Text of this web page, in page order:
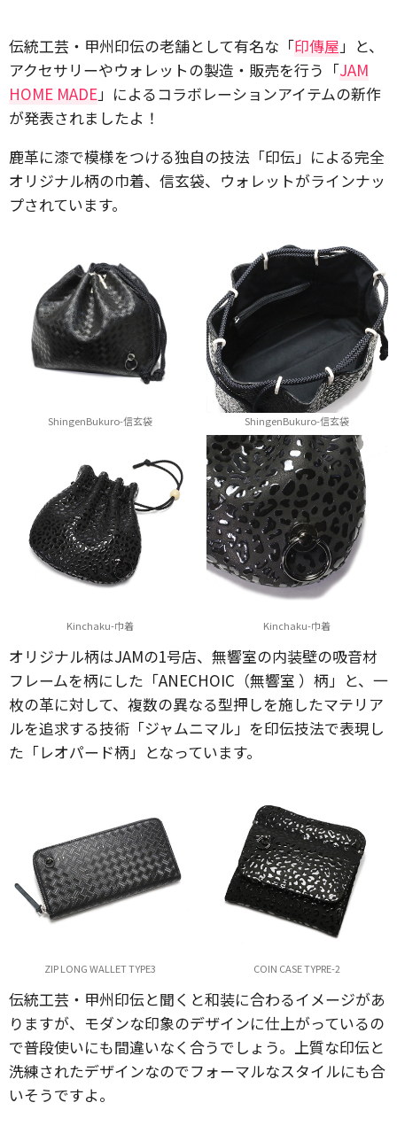
伝統工芸・甲州印伝の老舗として有名な「印傳屋」と、
アクセサリーやウォレットの製造・販売を行う「JAM
HOME MADE」によるコラボレーションアイテムの新作
が発表されましたよ！
鹿革に漆で模様をつける独自の技法「印伝」による完全
オリジナル柄の巾着、信玄袋、ウォレットがラインナッ
プされています。
ShingenBukuro-信玄袋 ShingenBukuro-信玄袋
Kinchaku-巾着 Kinchaku-巾着
オリジナル柄はJAMの1号店、無響室の内装壁の吸音材
フレームを柄にした「ANECHOIC（無響室 ）柄」と、一
枚の革に対して、複数の異なる型押しを施したマテリア
ルを追求する技術「ジャムニマル」を印伝技法で表現し
た「レオパード柄」となっています。
ZIP LONG WALLET TYPE3 COIN CASE TYPRE-2
伝統工芸・甲州印伝と聞くと和装に合わるイメージがあ
りますが、モダンな印象のデザインに仕上がっているの
で普段使いにも間違いなく合うでしょう。上質な印伝と
洗練されたデザインなのでフォーマルなスタイルにも合
いそうですよ。